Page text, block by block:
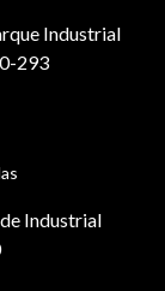
Industrial
293
Industrial